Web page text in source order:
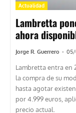
Actualidad
Lambretta
ahora
Jorge R. Guerrero - 05/
Lambretta entra en
la compra de su
hasta agotar
por 4.999 euros,
precio actual.